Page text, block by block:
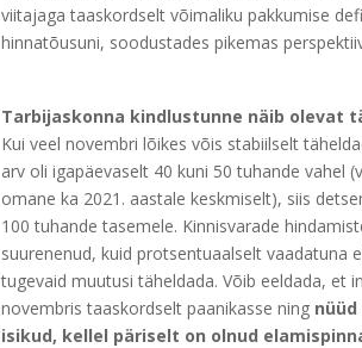
viitajaga taaskordselt võimaliku pakkumise
hinnatõusuni, soodustades pikemas
Tarbijaskonna kindlustunne näib olevat
Kui veel novembri lõikes võis stabiilselt
arv oli igapäevaselt 40 kuni 50 tuhande vahel
omane ka 2021. aastale keskmiselt), siis
100 tuhande tasemele. Kinnisvarade
suurenenud, kuid protsentuaalselt vaadatuna
tugevaid muutusi täheldada. Võib eeldada, et
novembris taaskordselt paanikasse ning
isikud, kellel päriselt on olnud